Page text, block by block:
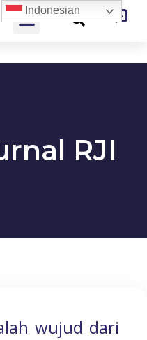
RJI
wujud dari
Indonesian